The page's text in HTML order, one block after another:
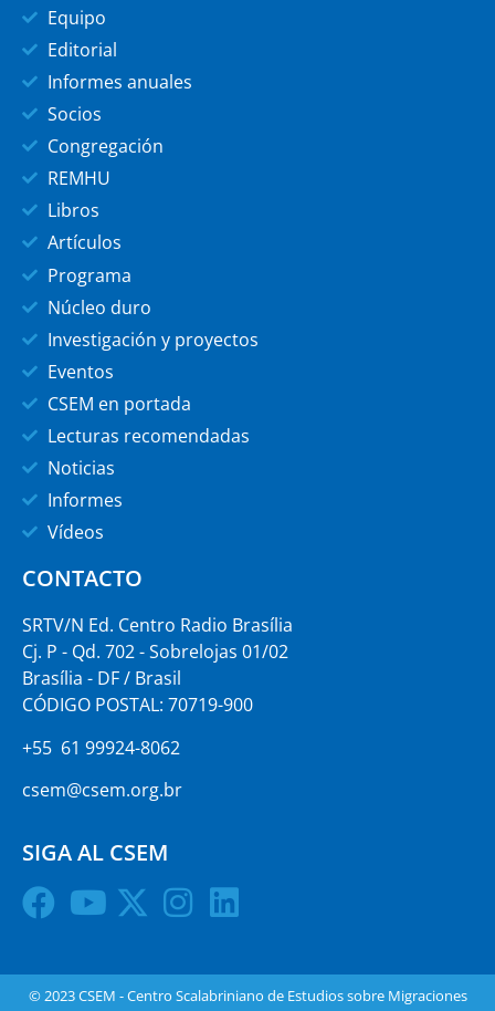
Equipo
Editorial
Informes anuales
Socios
Congregación
REMHU
Libros
Artículos
Programa
Núcleo duro
Investigación y proyectos
Eventos
CSEM en portada
Lecturas recomendadas
Noticias
Informes
Vídeos
CONTACTO
SRTV/N Ed. Centro Radio Brasília
Cj. P - Qd. 702 - Sobrelojas 01/02
Brasília - DF / Brasil
CÓDIGO POSTAL: 70719-900
+55 61 99924-8062
csem@csem.org.br
SIGA AL CSEM
© 2023 CSEM - Centro Scalabriniano de Estudios sobre Migraciones